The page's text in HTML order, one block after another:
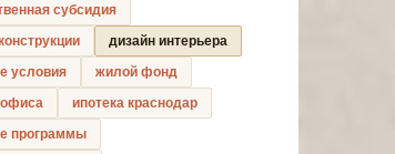
субсидия
дизайн интерьера
условия
жилой фонд
офиса
ипотека краснодар
программы